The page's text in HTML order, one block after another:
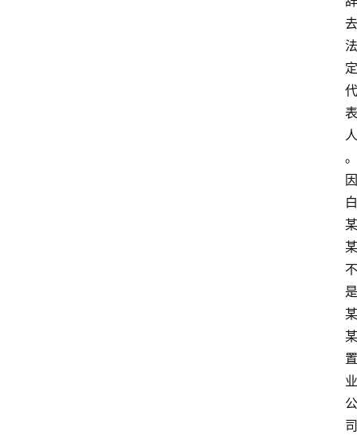
去
法
定
代
表
人
。
因
白
某
某
不
是
某
某
置
业
公
司